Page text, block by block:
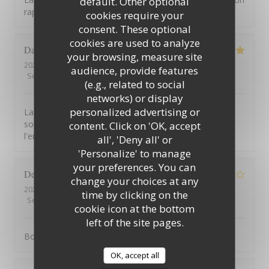
cookies require your
consent. These optional
cookies are used to analyze
your browsing, measure site
audience, provide features
(e.g., related to social
networks) or display
personalized advertising or
content. Click on 'OK, accept
all', 'Deny all' or
'Personalize' to manage
your preferences. You can
change your choices at any
time by clicking on the
cookie icon at the bottom
left of the site pages.
OK, accept all
rapport qualité prix !
David
2026-08-01
- 12:45 - Guests 7
Service
Ambiance:5 /5 Food:5 /5 Value:5
La vue de la terrasse est à couper le souffle. Les mets
sont excellents. Le service est à la hauteur de
l'ensemble.
Denis
2026-07-31
- 12:15 - Guests 2
Service
Ambiance:4 /5 Food:5 /5 Value
Bonne cuisine mais service médiocre